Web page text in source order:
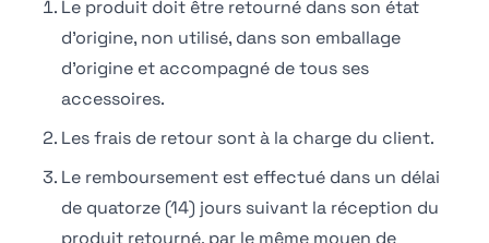
Le produit doit être retourné dans son état
d'origine, non utilisé, dans son emballage
d'origine et accompagné de tous ses
accessoires.
Les frais de retour sont à la charge du client.
Le remboursement est effectué dans un délai
de quatorze (14) jours suivant la réception du
produit retourné, par le même moyen de